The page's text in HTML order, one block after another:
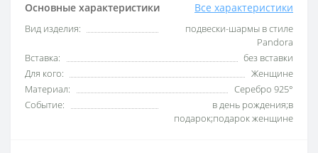
Основные характеристики Все характеристики
Вид изделия:
подвески-шармы в стиле
Pandora
Вставка:
без вставки
Для кого:
Женщине
Материал:
Серебро 925°
Событие:
в день рождения;в
подарок;подарок женщине